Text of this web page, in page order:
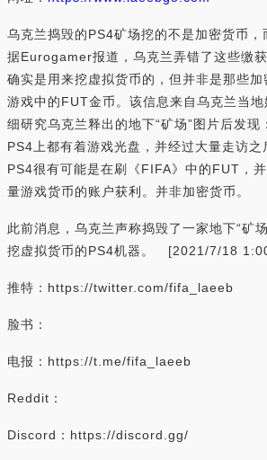
乌克兰捣毁的PS4矿场挖的不是加密货币
据Eurogamer报道，乌克兰弄错了这些缴
确实是用来挖虚拟货币的，但并非是那些
游戏中的FUT金币。该信息来自乌克兰当
细研究乌克兰释出的地下“矿场”图片后发现
PS4上都有着游戏光盘，并经过大量走访之
PS4很有可能是在刷《FIFA》中的FUT，
量游戏货币的账户获利。并非加密货币。
此前消息，乌克兰声称捣毁了一家地下“矿
挖虚拟货币的PS4机器。 [2021/7/18
推特：https://twitter.com/fifa_laeeb
脸书：
电报：https://t.me/fifa_laeeb
Reddit：
Discord：https://discord.gg/